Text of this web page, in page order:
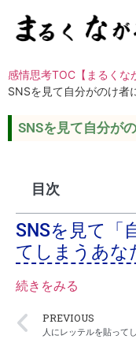
感情思考TOC【まるくな
SNSを見て自分がのけ者
SNSを見て自分が
目次
SNSを見て「
てしまうあな
続きをみる
PREVIOUS
人にレッテルを貼って